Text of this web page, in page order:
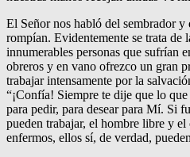
El Señor nos habló del sembrador y
rompían. Evidentemente se trata de
innumerables personas que sufrían
obreros y en vano ofrezco un gran
trabajar intensamente por la
“¡Confía! Siempre te dije que lo
para pedir, para desear para Mí. Si
pueden trabajar, el hombre libre y
enfermos, ellos sí, de verdad,